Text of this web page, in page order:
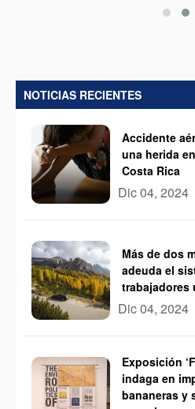
NOTICIAS RECIENTES
Accidente
una herida
Costa Rica
Dic 04, 2024
Más de dos
adeuda el
trabajadores
Dic 04, 2024
Exposición
indaga en
bananeras y